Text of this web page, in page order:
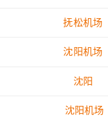
抚松机场
沈阳机场
沈阳
沈阳机场